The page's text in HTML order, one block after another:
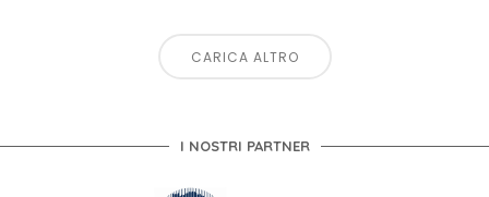
CARICA ALTRO
I NOSTRI PARTNER